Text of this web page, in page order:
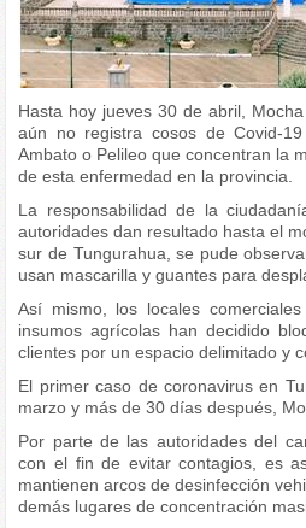
Hasta hoy jueves 30 de abril,
aún no registra cosos de Covid-
Ambato o Pelileo que concentran la
de esta enfermedad en la provincia.
La responsabilidad de la
autoridades dan resultado hasta el
sur de Tungurahua, se pude
usan mascarilla y guantes para
Así mismo, los locales
insumos agrícolas han decidido
clientes por un espacio delimitado y
El primer caso de coronavirus en
marzo y más de 30 días después,
Por parte de las autoridades del
con el fin de evitar contagios, es
mantienen arcos de desinfección
demás lugares de concentración